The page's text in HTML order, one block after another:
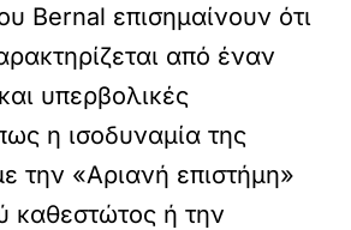
Bernal επισημαίνουν ότι
από έναν
υπερβολικές
η ισοδυναμία της
την «Αριανή επιστήμη»
καθεστώτος ή την